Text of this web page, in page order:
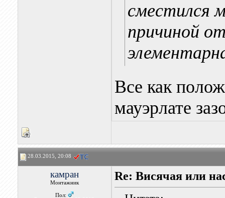
сместился
причиной
Все как
мауэрлате
28.03.2015, 20:08
камран
Монтажник
Пол:
Re: Висячая или